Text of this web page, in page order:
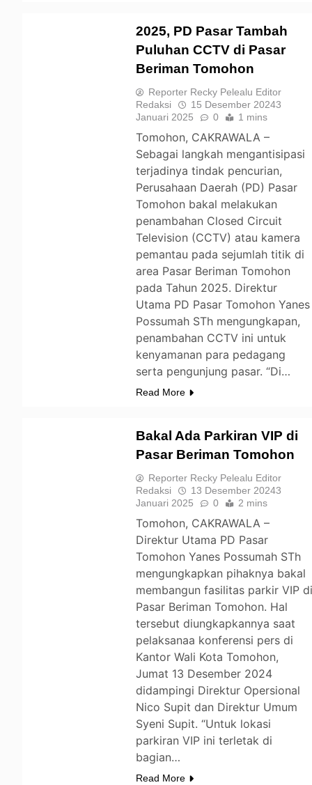
2025, PD Pasar Tambah
Puluhan CCTV di Pasar
Beriman Tomohon
Reporter Recky Pelealu Editor
Redaksi
15 Desember 20243
Januari 2025
0 1 mins
Tomohon, CAKRAWALA –
Sebagai langkah mengantisipasi
terjadinya tindak pencurian,
Perusahaan Daerah (PD) Pasar
Tomohon bakal melakukan
penambahan Closed Circuit
Television (CCTV) atau kamera
pemantau pada sejumlah titik di
area Pasar Beriman Tomohon
pada Tahun 2025. Direktur
Utama PD Pasar Tomohon Yanes
Possumah STh mengungkapan,
penambahan CCTV ini untuk
kenyamanan para pedagang
serta pengunjung pasar. “Di…
Read More
Bakal Ada Parkiran VIP di
Pasar Beriman Tomohon
Reporter Recky Pelealu Editor
Redaksi
13 Desember 20243
Januari 2025
0 2 mins
Tomohon, CAKRAWALA –
Direktur Utama PD Pasar
Tomohon Yanes Possumah STh
mengungkapkan pihaknya bakal
membangun fasilitas parkir VIP
Pasar Beriman Tomohon. Hal
tersebut diungkapkannya saat
pelaksanaa konferensi pers di
Kantor Wali Kota Tomohon,
Jumat 13 Desember 2024
didampingi Direktur Opersional
Nico Supit dan Direktur Umum
Syeni Supit. “Untuk lokasi
parkiran VIP ini terletak di
bagian…
Read More